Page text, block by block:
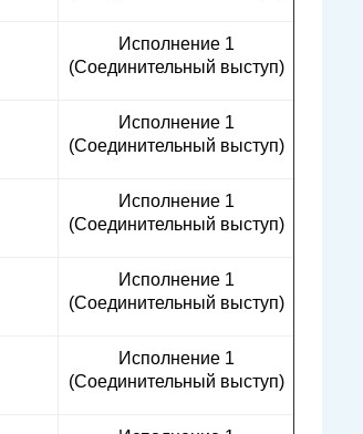
Исполнение 1
(Соединительный выступ)
Исполнение 1
(Соединительный выступ)
Исполнение 1
(Соединительный выступ)
Исполнение 1
(Соединительный выступ)
Исполнение 1
(Соединительный выступ)